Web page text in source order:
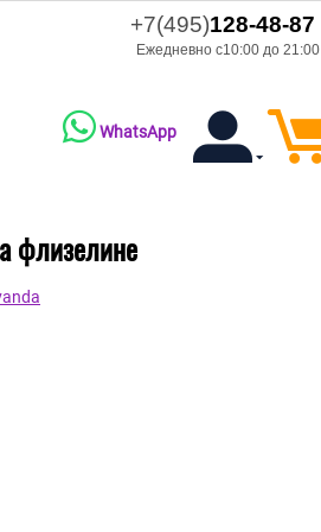
+7(495)128-48-87
Ежедневно с10:00 до 21:00
WhatsApp
флизелине